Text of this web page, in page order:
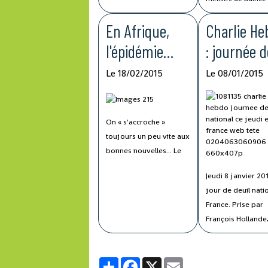
consortium guinéo-
asiatique viennent de se
difficultés et conflits
gisement d'être exploité.
le point sur
questions
En Afrique,
l'épidémie
Ebola couve
encore
Le 18/02/2015
On « s'accroche »
toujours un peu vite aux
bonnes nouvelles... Le
contaminations
virus Ebola en Guinée,
Charlie
: journée
deuil
ce jeudi en
France
Le 08/01/2015
Jeudi 8 janvier
jour de deuil
France. Prise par
François Hollande
mercredi, après
PartagerFacebook
X